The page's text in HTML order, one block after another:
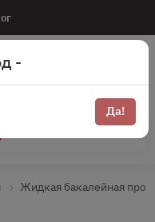
Жидкая бакалейная
-
Да!